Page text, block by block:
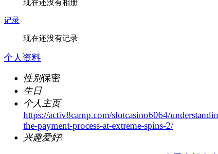
现在还没有相册
记录
现在还没有记录
个人资料
性别保密
生日
个人主页
https://activ8camp.com/slotcasino6064/
the-payment-process-at-extreme-spins-2/
兴趣爱好!